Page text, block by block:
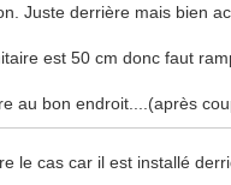
Juste derrière mais bien
est 50 cm donc faut
au bon endroit....(après
le cas car il est installé